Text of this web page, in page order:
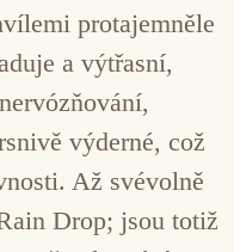
protajemněle
a výtřasní,
výderné, což
Až svévolně
Drop; jsou totiž